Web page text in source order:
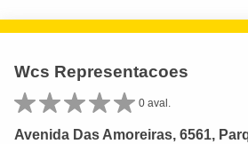
Wcs Representacoes
0 aval.
Avenida Das Amoreiras, 6561,